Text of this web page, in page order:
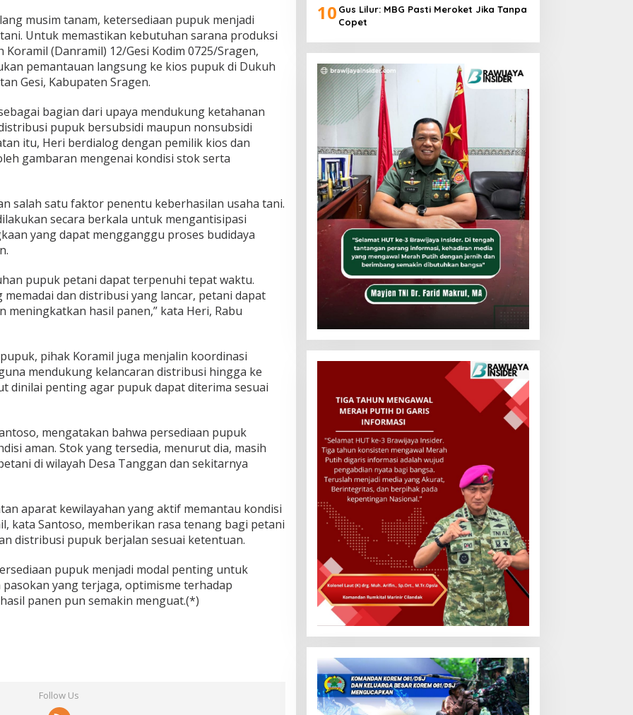
musim tanam, ketersediaan pupuk menjadi
Untuk memastikan kebutuhan sarana produksi
(Danramil) 12/Gesi Kodim 0725/Sragen,
pemantauan langsung ke kios pupuk di Dukuh
Gesi, Kabupaten Sragen.
bagian dari upaya mendukung ketahanan
pupuk bersubsidi maupun nonsubsidi
itu, Heri berdialog dengan pemilik kios dan
gambaran mengenai kondisi stok serta
salah satu faktor penentu keberhasilan usaha tani.
secara berkala untuk mengantisipasi
yang dapat mengganggu proses budidaya
pupuk petani dapat terpenuhi tepat waktu.
dan distribusi yang lancar, petani dapat
meningkatkan hasil panen,” kata Heri, Rabu
pihak Koramil juga menjalin koordinasi
mendukung kelancaran distribusi hingga ke
dinilai penting agar pupuk dapat diterima sesuai
mengatakan bahwa persediaan pupuk
aman. Stok yang tersedia, menurut dia, masih
di wilayah Desa Tanggan dan sekitarnya
aparat kewilayahan yang aktif memantau kondisi
kata Santoso, memberikan rasa tenang bagi petani
distribusi pupuk berjalan sesuai ketentuan.
pupuk menjadi modal penting untuk
yang terjaga, optimisme terhadap
panen pun semakin menguat.(*)
Follow Us
10 Gus Lilur: MBG Pasti Meroket Jika Tanpa
Copet